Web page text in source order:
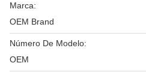
Marca:
OEM Brand
Número De Modelo:
OEM